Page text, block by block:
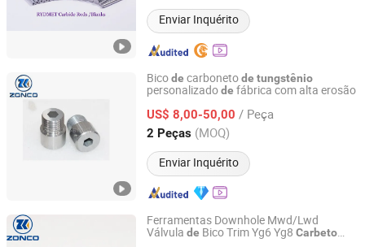
Enviar Inquérito
Bicode carbonetode tungstênio
personalizadode fábrica com alta erosão
US$ 8,00-50,00 / Peça
2 Peças (MOQ)
Enviar Inquérito
Zhuzhou Zonco Sinotech Wear-resistant Material Co., Ltd.
Hunan, China Desde 2021
Ferramentas Downhole Mwd/Lwd
Válvula de Bico Trim Yg6 Yg8 Carbeto
Zhuzhou Zonco Sinotech Wear-resistant Material Co., Ltd.